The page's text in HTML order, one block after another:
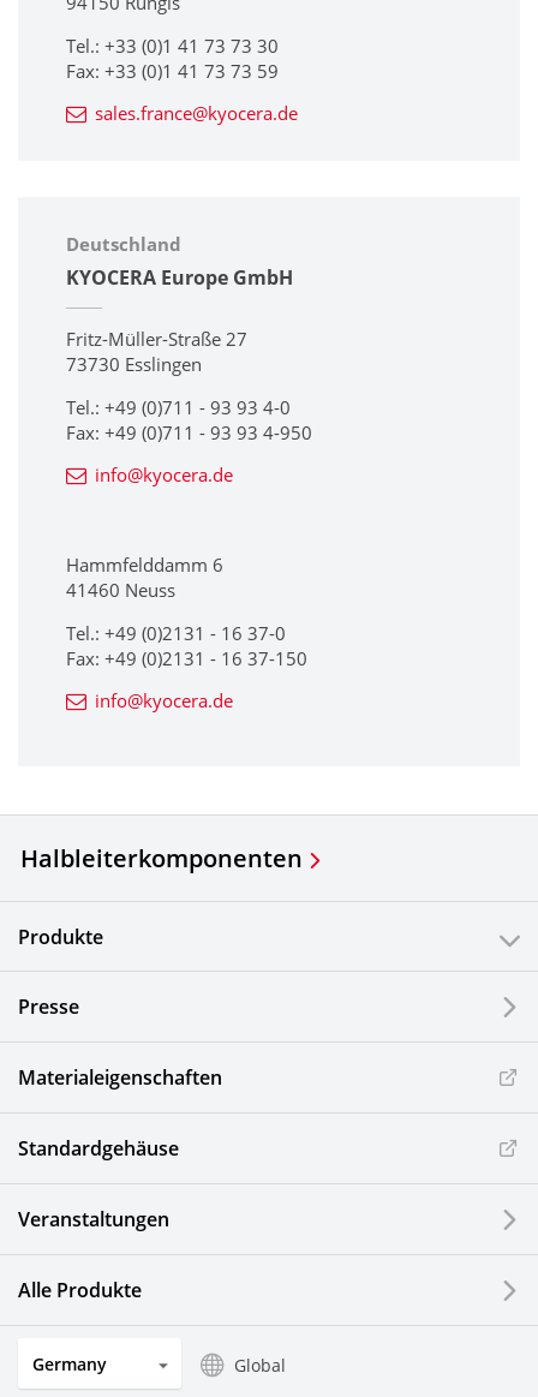
Tel.: +33 (0)1 41 73 73 30
Fax: +33 (0)1 41 73 73 59
sales.france@kyocera.de
Deutschland
KYOCERA Europe GmbH
Fritz-Müller-Straße 27
73730 Esslingen
Tel.: +49 (0)711 - 93 93 4-0
Fax: +49 (0)711 - 93 93 4-950
info@kyocera.de
Hammfelddamm 6
41460 Neuss
Tel.: +49 (0)2131 - 16 37-0
Fax: +49 (0)2131 - 16 37-150
info@kyocera.de
Halbleiterkomponenten
Produkte
Presse
Materialeigenschaften
Standardgehäuse
Veranstaltungen
Alle Produkte
Germany Global